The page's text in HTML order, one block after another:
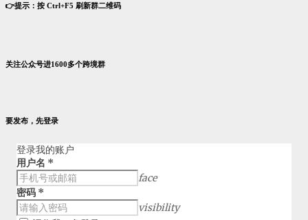
👉提示：按 Ctrl+F5 刷新群二维码
关注公众号进1600多个跨境群
要发布，先登录
登录我的账户
用户名 *
face
密码 *
visibility